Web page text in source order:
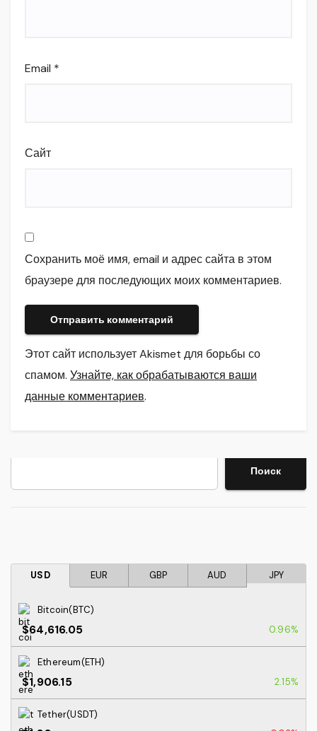
Email *
Сайт
Сохранить моё имя, email и адрес сайта в этом
браузере для последующих моих комментариев.
Этот сайт использует Akismet для борьбы со
спамом. Узнайте, как обрабатываются ваши
данные комментариев.
Поиск
USD EUR GBP AUD JPY
Bitcoin(BTC)
$64,616.05 0.96%
Ethereum(ETH)
$1,906.15 2.15%
Tether(USDT)